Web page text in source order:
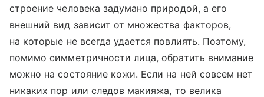
строение человека задумано природой, а его
внешний вид зависит от множества факторов,
на которые не всегда удается повлиять. Поэтому,
помимо симметричности лица, обратить внимание
можно на состояние кожи. Если на ней совсем нет
никаких пор или следов макияжа, то велика